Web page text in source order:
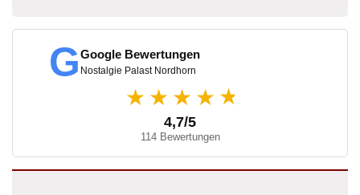
GGoogle Bewertungen
Nostalgie Palast Nordhorn
★★★★ ★
4,7/5
114 Bewertungen